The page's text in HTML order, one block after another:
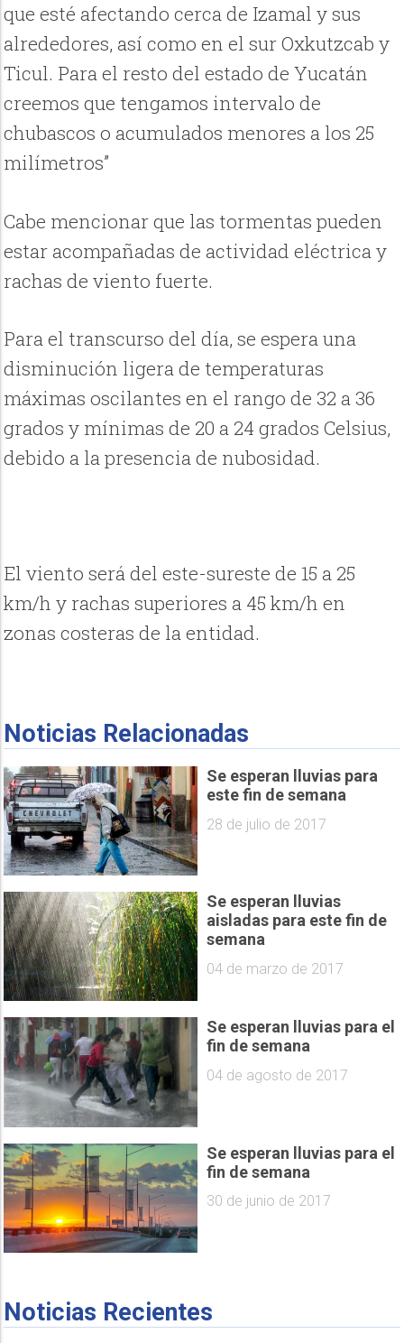
que esté afectando cerca de Izamal y sus
alrededores, así como en el sur Oxkutzcab y
Ticul. Para el resto del estado de Yucatán
creemos que tengamos intervalo de
chubascos o acumulados menores a los 25
milímetros”
Cabe mencionar que las tormentas pueden
estar acompañadas de actividad eléctrica y
rachas de viento fuerte.
Para el transcurso del día, se espera una
disminución ligera de temperaturas
máximas oscilantes en el rango de 32 a 36
grados y mínimas de 20 a 24 grados Celsius,
debido a la presencia de nubosidad.
El viento será del este-sureste de 15 a 25
km/h y rachas superiores a 45 km/h en
zonas costeras de la entidad.
Noticias Relacionadas
Se esperan lluvias para
este fin de semana
28 de julio de 2017
Se esperan lluvias
aisladas para este fin de
semana
04 de marzo de 2017
Se esperan lluvias para el
fin de semana
04 de agosto de 2017
Se esperan lluvias para el
fin de semana
30 de junio de 2017
Noticias Recientes